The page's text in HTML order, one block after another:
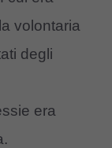
volontaria
degli
era